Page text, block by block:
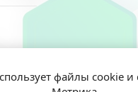
файлы cookie и